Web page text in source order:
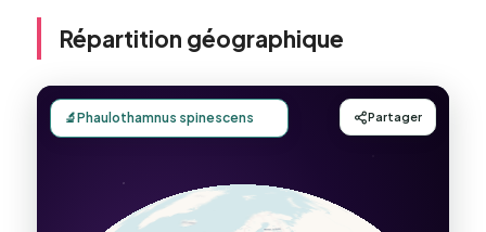
Répartition géographique